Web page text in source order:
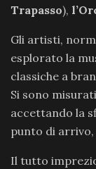
Trapasso),
Gli artisti,
esplorato la
classiche a
Si sono
accettando la
punto di
Il tutto